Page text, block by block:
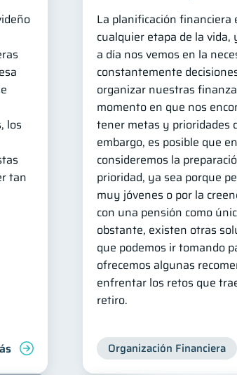
los
tan
Organización Financiera Finanzas
La planificación financiera
cualquier etapa de la
a día nos vemos en la
constantemente
organizar nuestras
momento en que nos
tener metas y prioridades
embargo, es posible que
consideremos la
prioridad, ya sea porque
muy jóvenes o por la
con una pensión como
obstante, existen otras
que podemos ir tomando
ofrecemos algunas
enfrentar los retos que
retiro.
Organización Financiera